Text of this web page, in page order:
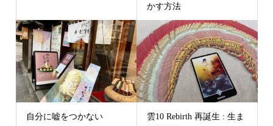
かす方法
自分に嘘をつかない
雲10 Rebirth 再誕生 : 生ま